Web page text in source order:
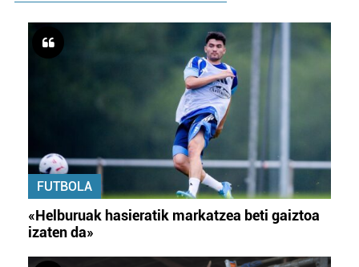
FUTBOLA
«Helburuak hasieratik markatzea beti gaiztoa
izaten da»